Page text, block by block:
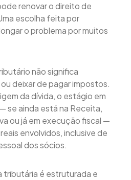
renovar o direito de
escolha feita por
o problema por muitos
não significa
deixar de pagar impostos.
da dívida, o estágio em
se ainda está na Receita,
ou já em execução fiscal —
envolvidos, inclusive de
dos sócios.
tributária é estruturada e